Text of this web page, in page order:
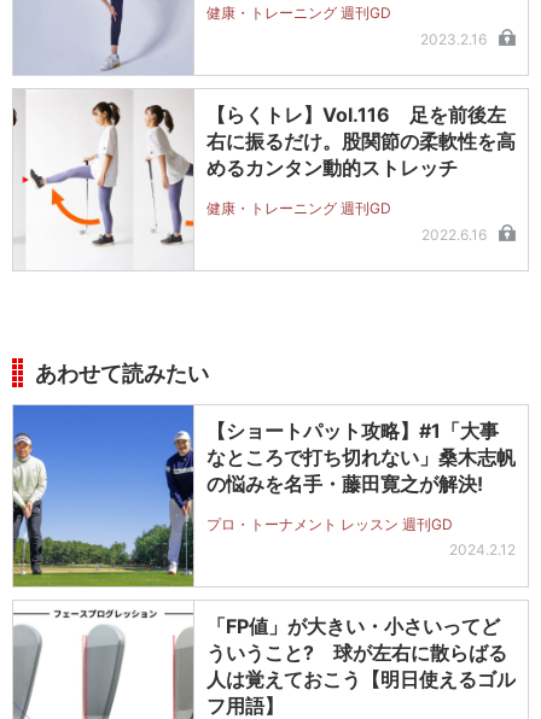
健康・トレーニング 週刊GD
2023.2.16
【らくトレ】Vol.116 足を前後左
右に振るだけ。股関節の柔軟性を高
めるカンタン動的ストレッチ
健康・トレーニング 週刊GD
2022.6.16
あわせて読みたい
【ショートパット攻略】#1「大事
なところで打ち切れない」桑木志帆
の悩みを名手・藤田寛之が解決!
プロ・トーナメント レッスン 週刊GD
2024.2.12
「FP値」が大きい・小さいってど
ういうこと? 球が左右に散らばる
人は覚えておこう【明日使えるゴル
フ用語】